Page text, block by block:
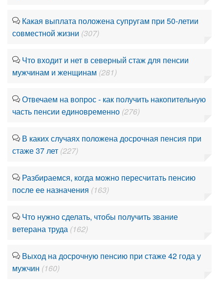
Какая выплата положена супругам при 50-летии
совместной жизни (307)
Что входит и нет в северный стаж для пенсии
мужчинам и женщинам (281)
Отвечаем на вопрос - как получить накопительную
часть пенсии единовременно (276)
В каких случаях положена досрочная пенсия при
стаже 37 лет (227)
Разбираемся, когда можно пересчитать пенсию
после ее назначения (163)
Что нужно сделать, чтобы получить звание
ветерана труда (162)
Выход на досрочную пенсию при стаже 42 года у
мужчин (160)